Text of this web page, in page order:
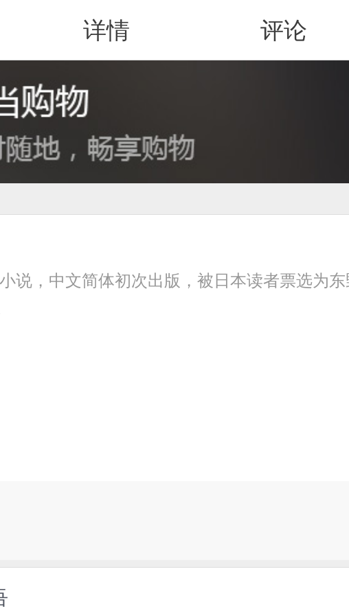
详情 评论
类
说，中文简体初次出版，被日本读者票选为